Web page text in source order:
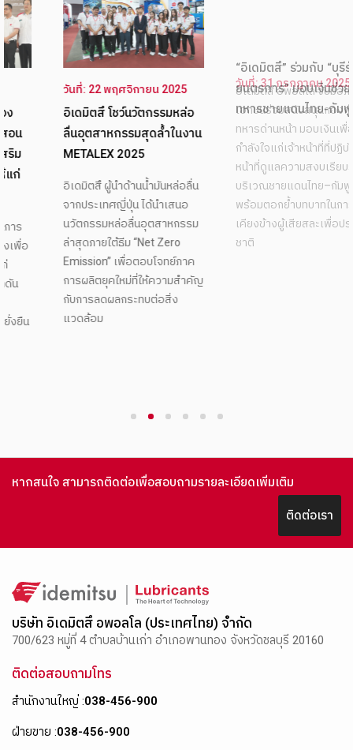
วันที่: 22 พฤศจิกายน 2025
อิเดมิตสึ โชว์นวัตกรรมหล่อ
ลื่นอุตสาหกรรมสุดล้ำในงาน
METALEX 2025
อิเดมิตสึ ผู้นำด้านน้ำมันหล่อลื่น
จากประเทศญี่ปุ่น ได้นำเสนอ
นวัตกรรมหล่อลื่นอุตสาหกรรม
ล่าสุดภายใต้ธีม “Net Zero
Emission” เพื่อตอบโจทย์ภาค
การผลิตยุคใหม่ที่ให้ความสำคัญ
กับการลดผลกระทบต่อสิ่ง
แวดล้อม
วันที่: 31 กรกฎาคม 2025
“อิเดมิตสึ” ร่วมกับ “บุรีรัมย์
ยนตรการ” มอบเงินช่วยเหลือ
ทหารชายแดนไทย-กัมพูชา
อิเดมิตสึ อพอลโล จับมือภาค
เอกชนร่วมสนับสนุนกองกำลัง
ทหารด่านหน้า มอบเงินเพื่อเป็น
กำลังใจแก่เจ้าหน้าที่ที่ปฏิบัติ
หน้าที่ดูแลความสงบเรียบร้อย
บริเวณชายแดนไทย–กัมพูชา
หากสนใจ สามารถติดต่อเพื่อสอบถามรายละเอียดเพิ่มเติม
ติดต่อเรา
บริษัท อิเดมิตสึ อพอลโล (ประเทศไทย) จำกัด
700/623 หมู่ที่ 4 ตำบลบ้านเก่า อำเภอพานทอง จังหวัดชลบุรี 20160
ติดต่อสอบถามโทร
สำนักงานใหญ่ :038-456-900
ฝ่ายขาย :038-456-900